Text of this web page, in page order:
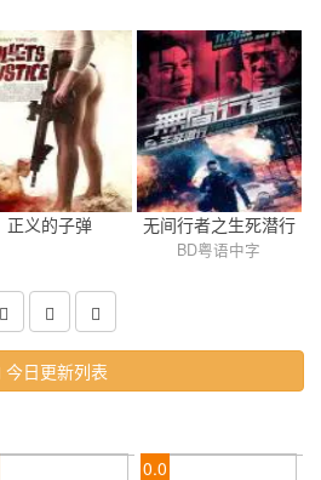
正义的子弹 无间行者之生死潜行
BD粤语中字
今日更新列表
0.0